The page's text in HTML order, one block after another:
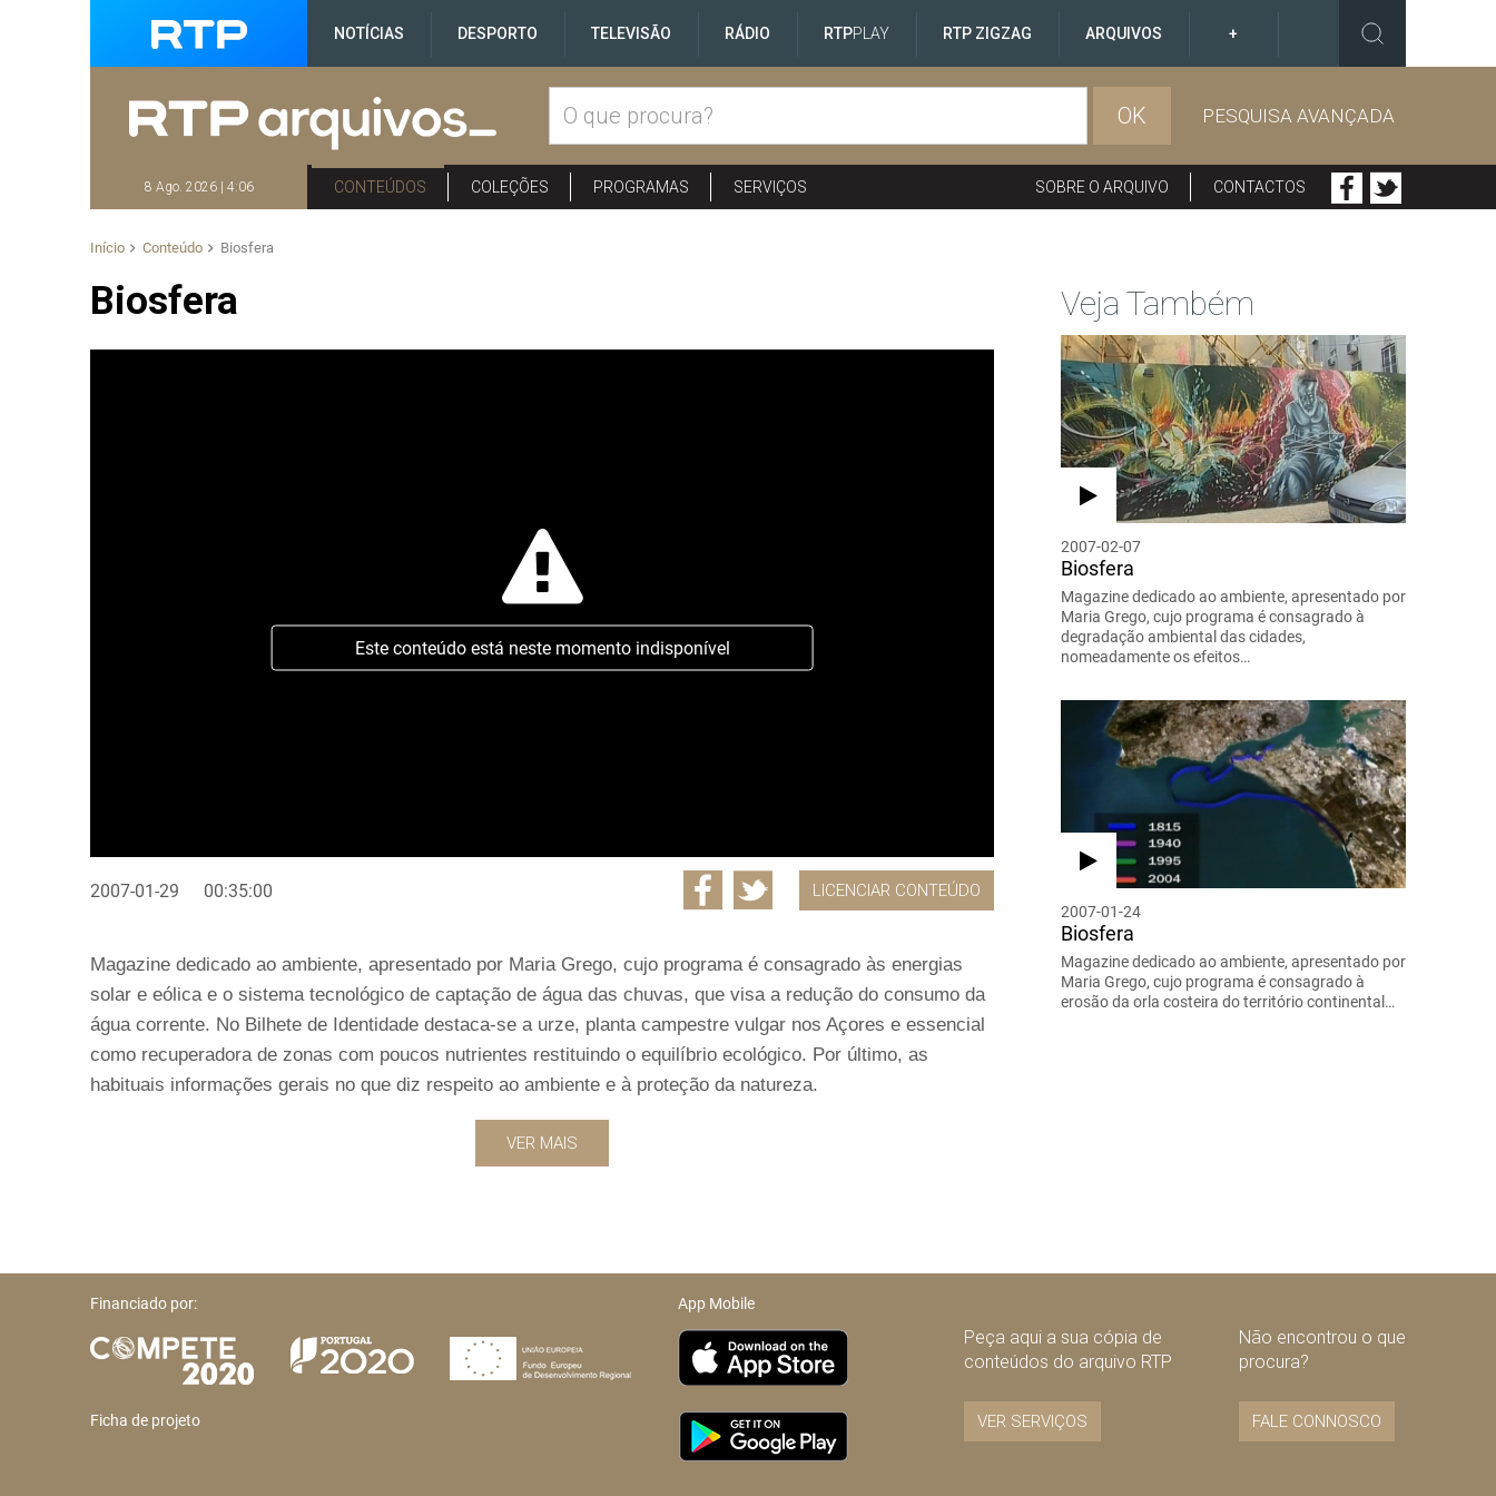
NOTÍCIAS DESPORTO TELEVISÃO RÁDIO RTPPLAY RTP ZIGZAG ARQUIVOS +
OK PESQUISA AVANÇADA
8 Ago. 2026 | 4:06 CONTEÚDOS COLEÇÕES PROGRAMAS SERVIÇOS SOBRE O ARQUIVO CONTACTOS
Início Conteúdo Biosfera
Biosfera
Este conteúdo está neste momento indisponível
2007-01-29 00:35:00 LICENCIAR CONTEÚDO
Magazine dedicado ao ambiente, apresentado por Maria Grego, cujo programa é consagrado às energias
solar e eólica e o sistema tecnológico de captação de água das chuvas, que visa a redução do consumo da
água corrente. No Bilhete de Identidade destaca-se a urze, planta campestre vulgar nos Açores e essencial
como recuperadora de zonas com poucos nutrientes restituindo o equilíbrio ecológico. Por último, as
habituais informações gerais no que diz respeito ao ambiente e à proteção da natureza.
VER MAIS
Veja Também
2007-02-07
Biosfera
Magazine dedicado ao ambiente, apresentado por
Maria Grego, cujo programa é consagrado à
degradação ambiental das cidades,
nomeadamente os efeitos…
2007-01-24
Biosfera
Magazine dedicado ao ambiente, apresentado por
Maria Grego, cujo programa é consagrado à
erosão da orla costeira do território continental…
Financiado por:
Ficha de projeto
App Mobile
Peça aqui a sua cópia de
conteúdos do arquivo RTP
VER SERVIÇOS
Não encontrou o que
procura?
FALE CONNOSCO